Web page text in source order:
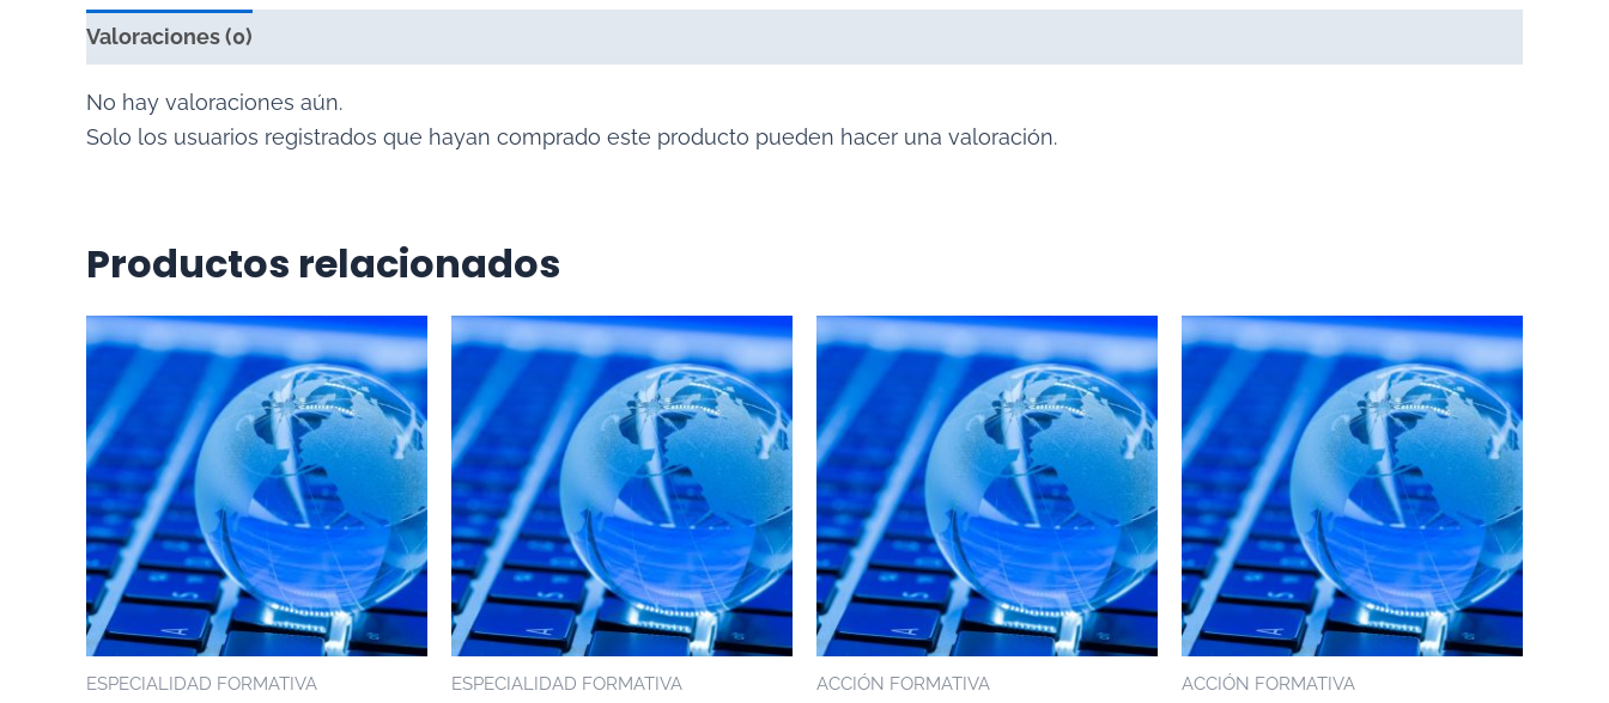
Valoraciones (0)
No hay valoraciones aún.
Solo los usuarios registrados que hayan comprado este producto pueden hacer una valoración.
Productos relacionados
ESPECIALIDAD FORMATIVA ESPECIALIDAD FORMATIVA ACCIÓN FORMATIVA ACCIÓN FORMATIVA